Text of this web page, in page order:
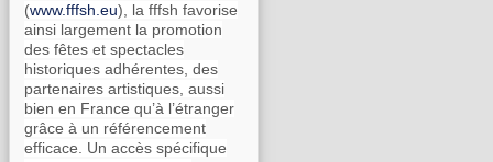
(www.fffsh.eu), la fffsh favorise
ainsi largement la promotion
des fêtes et spectacles
historiques adhérentes, des
partenaires artistiques, aussi
bien en France qu’à l’étranger
grâce à un référencement
efficace. Un accès spécifique